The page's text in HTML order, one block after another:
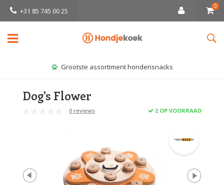
+31 85 745 00 25
0
Grootste assortiment hondensnacks
Dog's Flower
0 reviews 2 OP VOORRAAD